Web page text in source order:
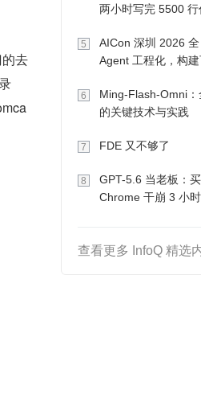
去
两小时写完 5500 行
5
AICon 深圳 2026
Agent 工程化，构建
6
Ming-Flash-Omni
的关键技术与实践
7 FDE 又不够了
8
GPT-5.6 当老板：
Chrome 干崩 3 小
查看更多 InfoQ 精选